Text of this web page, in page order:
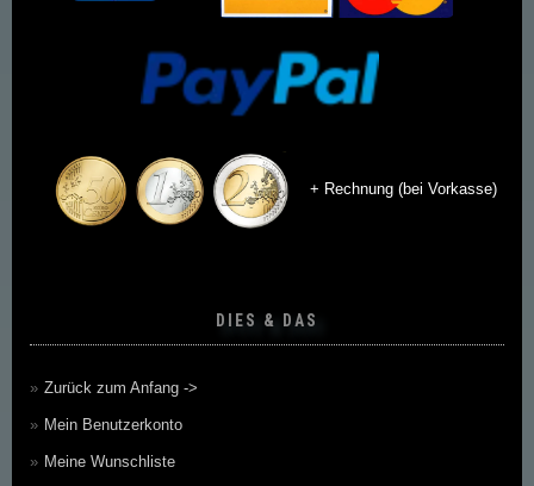
+ Rechnung (bei Vorkasse)
DIES & DAS
Zurück zum Anfang ->
Mein Benutzerkonto
Meine Wunschliste